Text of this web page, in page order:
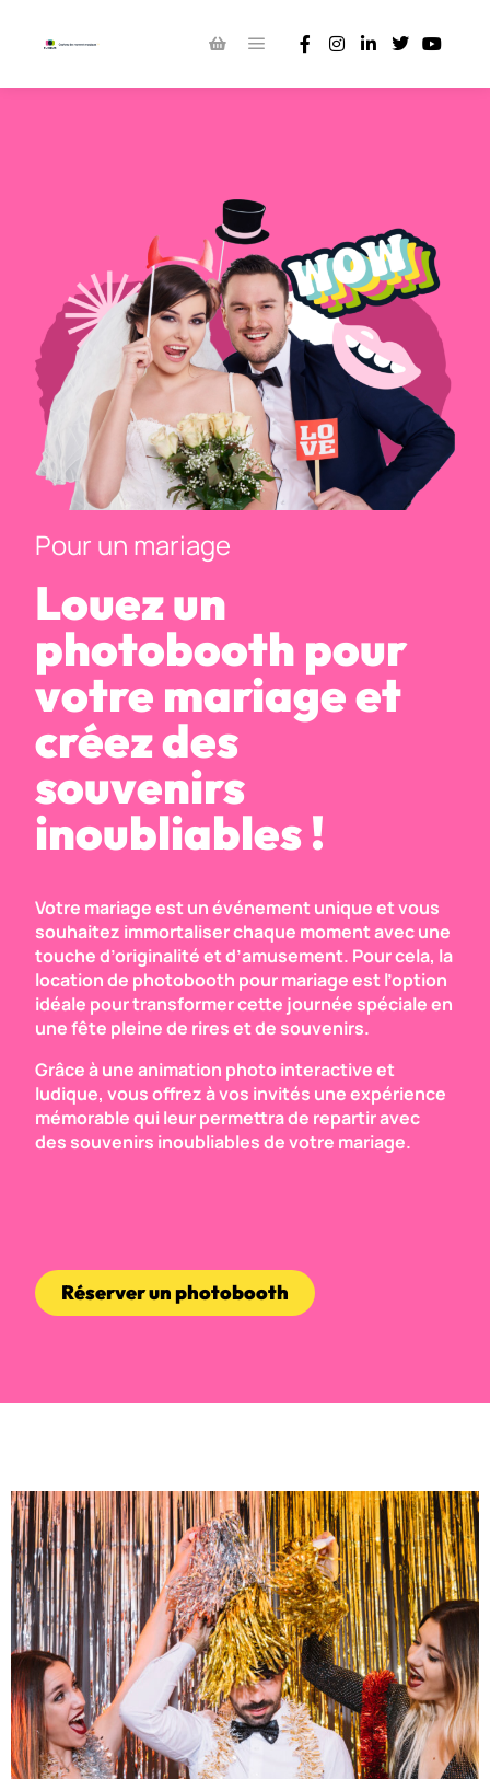
Pour un mariage
Louez un
photobooth pour
votre mariage et
créez des
souvenirs
inoubliables !
Votre mariage est un événement unique et vous
souhaitez immortaliser chaque moment avec une
touche d’originalité et d’amusement. Pour cela, la
location de photobooth pour mariage est l’option
idéale pour transformer cette journée spéciale en
une fête pleine de rires et de souvenirs.
Grâce à une animation photo interactive et
ludique, vous offrez à vos invités une expérience
mémorable qui leur permettra de repartir avec
des souvenirs inoubliables de votre mariage.
Réserver un photobooth